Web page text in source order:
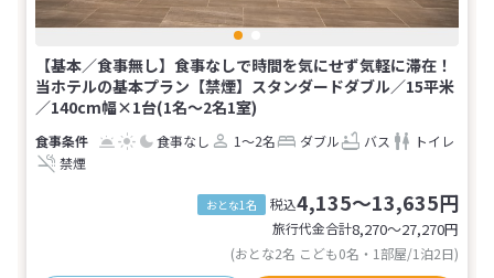
【基本／食事無し】食事なしで時間を気にせず気軽に滞在！
当ホテルの基本プラン【禁煙】スタンダードダブル／15平米
／140cm幅×1台(1名～2名1室)
食事なし 1～2名 ダブル バス
トイレ
禁煙
おとな1名 税込4,135～13,635円
旅行代金合計8,270〜27,270円
(おとな2名 こども0名・1部屋/1泊2日)